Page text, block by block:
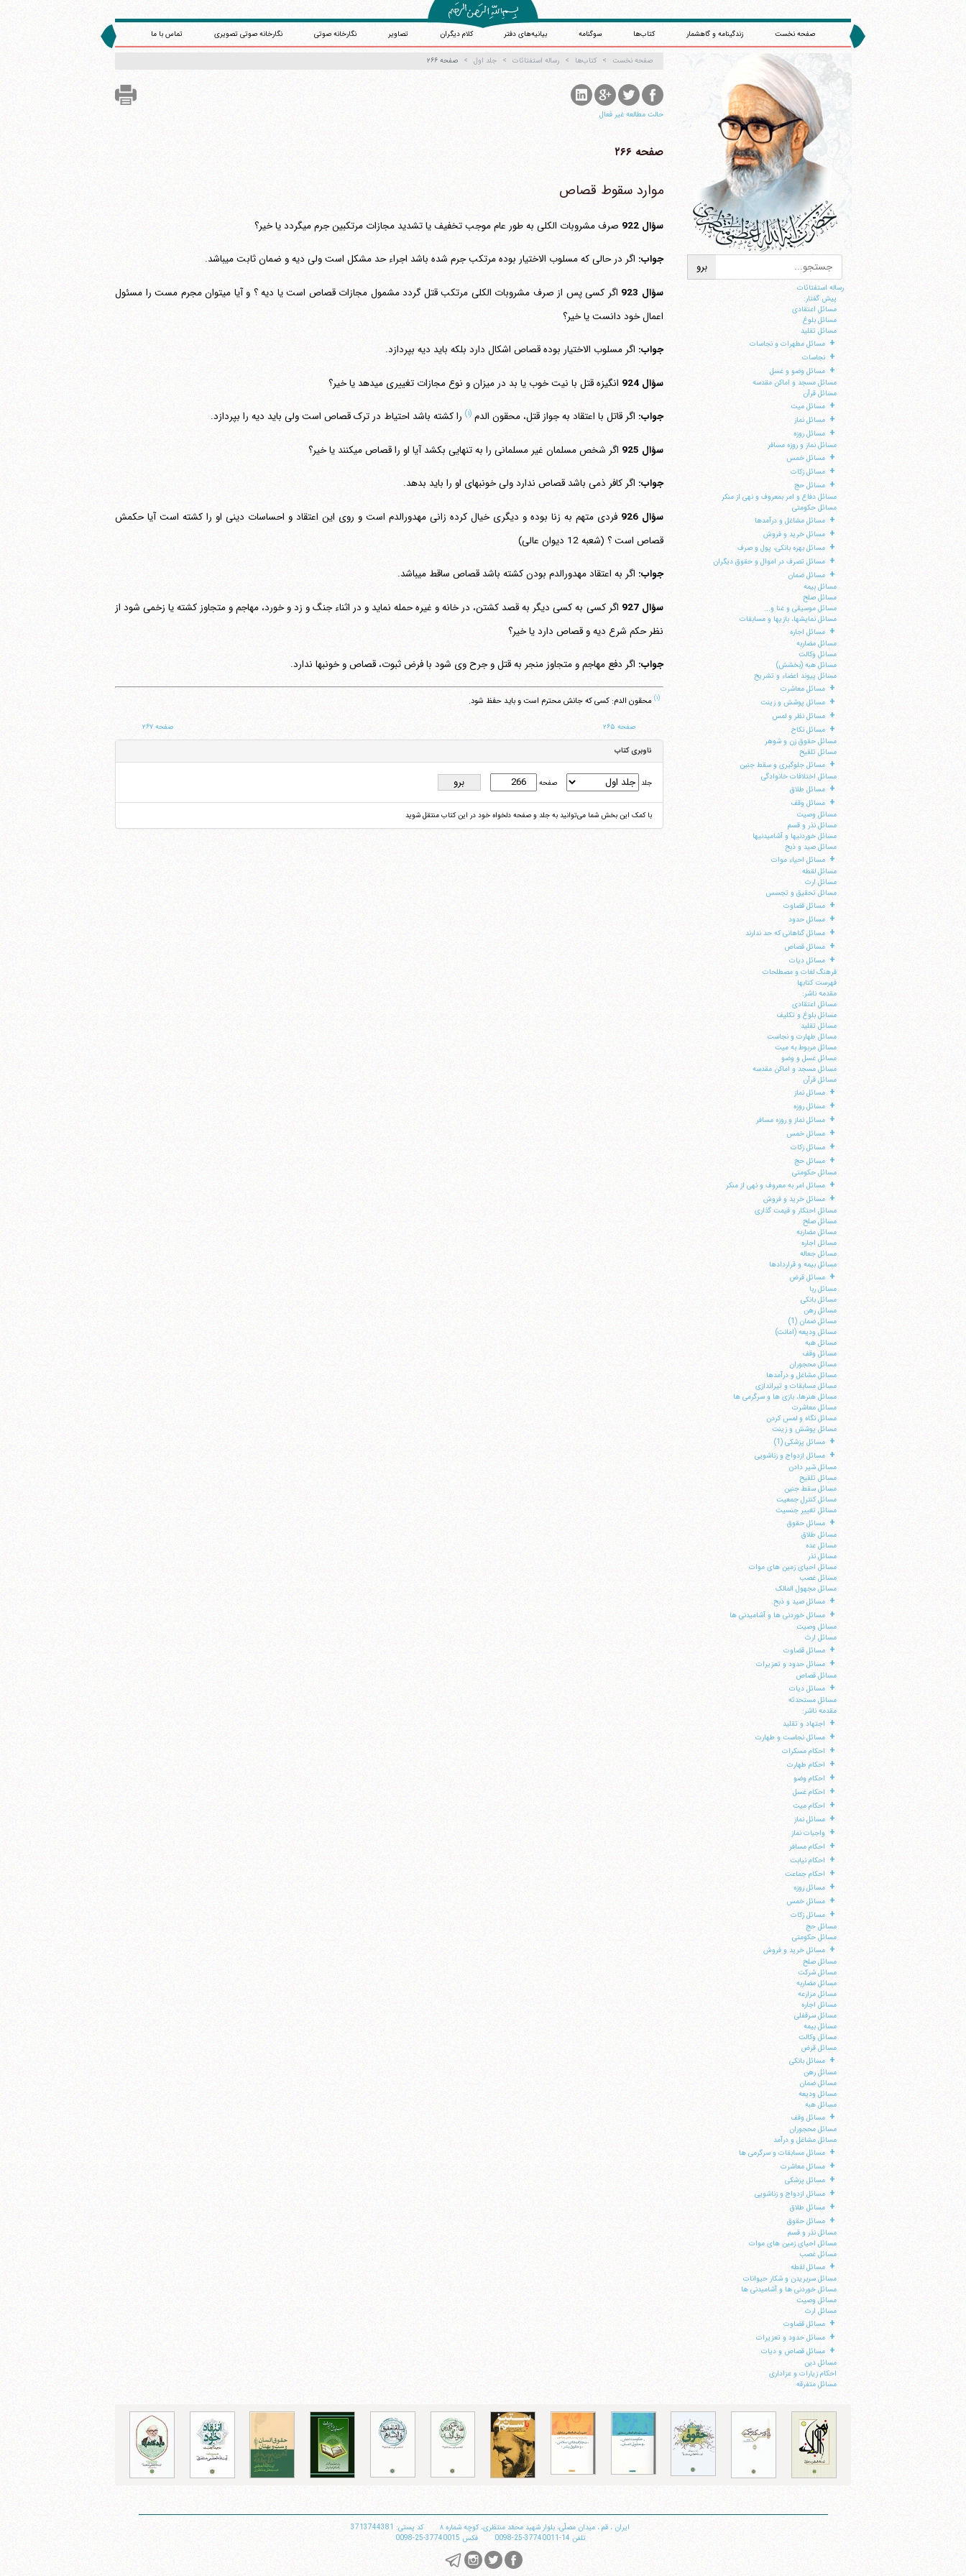
صفحه نخست زندگینامه و گاهشمار کتاب‌ها سوگنامه بیانیه‌های دفتر کلام دیگران تصاویر نگارخانه صوتی نگارخانه صوتی تصویری تماس با ما
رساله استفتائات
پیش گفتار:
مسائل اعتقادی
مسائل بلوغ
مسائل تقلید
+ مسائل مطهرات و نجاسات
+ نجاسات
+ مسائل وضو و غسل
مسائل مسجد و اماکن مقدسه
مسائل قرآن
+ مسائل میت
+ مسائل نماز
+ مسائل روزه
مسائل نماز و روزه مسافر
+ مسائل خمس
+ مسائل زکات
+ مسائل حج
مسائل دفاع و امر بمعروف و نهی از منکر
مسائل حکومتی
+ مسائل مشاغل و درآمدها
+ مسائل خرید و فروش
+ مسائل بهره بانکی، پول و صرف
+ مسائل تصرف در اموال و حقوق دیگران
+ مسائل ضمان
مسائل بیمه
مسائل صلح
مسائل موسیقی و غنا و...
مسائل نمایشها، بازیها و مسابقات
+ مسائل اجاره
مسائل مضاربه
مسائل وکالت
مسائل هبه (بخشش)
مسائل پیوند اعضاء و تشریح
+ مسائل معاشرت
+ مسائل پوشش و زینت
+ مسائل نظر و لمس
+ مسائل نکاح
مسائل حقوق زن و شوهر
مسائل تلقیح
+ مسائل جلوگیری و سقط جنین
مسائل اختلافات خانوادگی
+ مسائل طلاق
+ مسائل وقف
مسائل وصیت
مسائل نذر و قسم
مسائل خوردنیها و آشامیدنیها
مسائل صید و ذبح
+ مسائل احیاء موات
مسائل لقطه
مسائل ارث
مسائل تحقیق و تجسس
+ مسائل قضاوت
+ مسائل حدود
+ مسائل گناهانی که حد ندارند
+ مسائل قصاص
+ مسائل دیات
فرهنگ لغات و مصطلحات
فهرست کتابها
مقدمه ناشر:
مسائل اعتقادی
مسائل بلوغ و تکلیف
مسائل تقلید
مسائل طهارت و نجاست
مسائل مربوط به میت
مسائل غسل و وضو
مسائل مسجد و اماکن مقدسه
مسائل قرآن
+ مسائل نماز
+ مسائل روزه
+ مسائل نماز و روزه مسافر
+ مسائل خمس
+ مسائل زکات
+ مسائل حج
مسائل حکومتی
+ مسائل امر به معروف و نهی از منکر
+ مسائل خرید و فروش
مسائل احتکار و قیمت گذاری
مسائل صلح
مسائل مضاربه
مسائل اجاره
مسائل جعاله
مسائل بیمه و قراردادها
+ مسائل قرض
مسائل ربا
مسائل بانکی
مسائل رهن
مسائل ضمان (1)
مسائل ودیعه (امانت)
مسائل هبه
مسائل وقف
مسائل محجوران
مسائل مشاغل و درآمدها
مسائل مسابقات و تیراندازی
مسائل هنرها، بازی ها و سرگرمی ها
مسائل معاشرت
مسائل نگاه و لمس کردن
مسائل پوشش و زینت
+ مسائل پزشکی (1)
+ مسائل ازدواج و زناشویی
مسائل شیر دادن
مسائل تلقیح
مسائل سقط جنین
مسائل کنترل جمعیت
مسائل تغییر جنسیت
+ مسائل حقوق
مسائل طلاق
مسائل عده
مسائل نذر
مسائل احیای زمین های موات
مسائل غصب
مسائل مجهول المالک
+ مسائل صید و ذبح
+ مسائل خوردنی ها و آشامیدنی ها
مسائل وصیت
مسائل ارث
+ مسائل قضاوت
+ مسائل حدود و تعزیرات
مسائل قصاص
+ مسائل دیات
مسائل مستحدثه
مقدمه ناشر:
+ اجتهاد و تقلید
+ مسائل نجاست و طهارت
+ احکام مسکرات
+ احکام طهارت
+ احکام وضو
+ احکام غسل
+ احکام میت
+ مسائل نماز
+ واجبات نماز
+ احکام مسافر
+ احکام نیابت
+ احکام جماعت
+ مسائل روزه
+ مسائل خمس
+ مسائل زکات
مسائل حج
مسائل حکومتی
+ مسائل خرید و فروش
مسائل صلح
مسائل شرکت
مسائل مضاربه
مسائل مزارعه
مسائل اجاره
مسائل سرقفلی
مسائل بیمه
مسائل وکالت
مسائل قرض
+ مسائل بانکی
مسائل رهن
مسائل ضمان
مسائل ودیعه
مسائل هبه
+ مسائل وقف
مسائل محجوران
مسائل مشاغل و درآمد
+ مسائل مسابقات و سرگرمی ها
+ مسائل معاشرت
+ مسائل پزشکی
+ مسائل ازدواج و زناشویی
+ مسائل طلاق
+ مسائل حقوق
مسائل نذر و قسم
مسائل احیای زمین های موات
مسائل غصب
+ مسائل لقطه
مسائل سربریدن و شکار حیوانات
مسائل خوردنی ها و آشامیدنی ها
مسائل وصیت
مسائل ارث
+ مسائل قضاوت
+ مسائل حدود و تعزیرات
+ مسائل قصاص و دیات
مسائل دین
احکام زیارات و عزاداری
مسائل متفرقه
صفحه نخست کتاب‌ها رساله استفتائات جلد اول صفحه ۲۶۶
حالت مطالعه غیر فعال
صفحه ۲۶۶
موارد سقوط قصاص
سؤال 922 صرف مشروبات الکلی به طور عام موجب تخفیف یا تشدید مجازات مرتکبین جرم می‎گردد یا خیر؟
جواب: اگر در حالی که مسلوب الاختیار بوده مرتکب جرم شده باشد اجراء حد مشکل است ولی دیه و ضمان ثابت می‎باشد.
سؤال 923
اگر کسی پس از صرف مشروبات الکلی مرتکب قتل گردد مشمول مجازات قصاص است یا دیه ؟ و آیا می‎توان مجرم مست را مسئول
اعمال خود دانست یا خیر؟
جواب: اگر مسلوب الاختیار بوده قصاص اشکال دارد بلکه باید دیه بپردازد.
سؤال 924 انگیزه قتل با نیت خوب یا بد در میزان و نوع مجازات تغییری می‎دهد یا خیر؟
جواب: اگر قاتل با اعتقاد به جواز قتل، محقون الدم(۱) را کشته باشد احتیاط در ترک قصاص است ولی باید دیه را بپردازد.
سؤال 925 اگر شخص مسلمان غیر مسلمانی را به تنهایی بکشد آیا او را قصاص می‎کنند یا خیر؟
جواب: اگر کافر ذمی باشد قصاص ندارد ولی خونبهای او را باید بدهد.
سؤال 926
فردی متهم به زنا بوده و دیگری خیال کرده زانی مهدورالدم است و روی این اعتقاد و احساسات دینی او را کشته است آیا حکمش
قصاص است ؟ (شعبه 12 دیوان عالی)
جواب: اگر به اعتقاد مهدورالدم بودن کشته باشد قصاص ساقط می‎باشد.
سؤال 927
اگر کسی به کسی دیگر به قصد کشتن، در خانه و غیره حمله نماید و در اثناء جنگ و زد و خورد، مهاجم و متجاوز کشته یا زخمی شود از
نظر حکم شرع دیه و قصاص دارد یا خیر؟
جواب: اگر دفع مهاجم و متجاوز منجر به قتل و جرح وی شود با فرض ثبوت، قصاص و خونبها ندارد.
(۱) محقون الدم: کسی که جانش محترم است و باید حفظ شود.
صفحه ۲۶۵ صفحه ۲۶۷
ناوبری کتاب
جلد صفحه
با کمک این بخش شما می‌توانید به جلد و صفحه دلخواه خود در این کتاب منتقل شوید
ایران ، قم ، میدان مصلّی، بلوار شهید محمّد منتظری، كوچه شماره ٨
کد پستی: 3713744381
تلفن 14-37740011-25-0098 فکس 37740015-25-0098